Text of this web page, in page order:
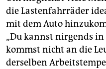
die Lastenfahrräder
mit dem Auto
„Du kannst nirgends
kommst nicht an die
derselben